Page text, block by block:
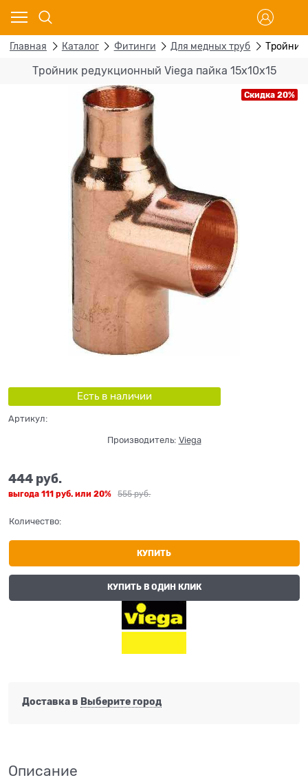
Главная Каталог Фитинги Для медных труб Тройник
Тройник редукционный Viega пайка 15х10х15
Скидка 20%
Есть в наличии
Артикул:
Производитель: Viega
555 руб.
444 руб.
выгода 111 руб. или 20%
Количество:
КУПИТЬ
КУПИТЬ В ОДИН КЛИК
Доставка в Выберите город
Описание